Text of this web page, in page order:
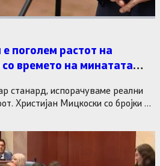
поголем растот на
времето на минатата
станард, испорачуваме реални
Христијан Мицкоски со бројки и